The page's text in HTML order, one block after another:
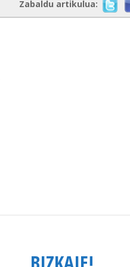
Zabaldu artikulua: